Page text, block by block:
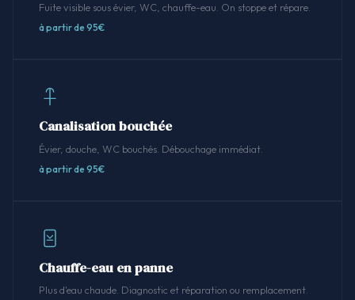
Fuite visible sous évier, WC, chauffe-eau. On stoppe et répare.
à partir de 95€
Canalisation bouchée
Évier, douche, WC bouchés. Débouchage immédiat.
à partir de 95€
Chauffe-eau en panne
Plus d'eau chaude. Diagnostic et réparation ou remplacement.